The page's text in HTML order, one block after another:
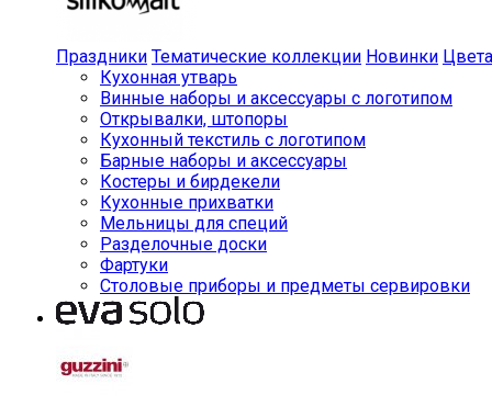
Праздники Тематические коллекции Новинки Цвета
Кухонная утварь
Винные наборы и аксессуары с логотипом
Открывалки, штопоры
Кухонный текстиль с логотипом
Барные наборы и аксессуары
Костеры и бирдекели
Кухонные прихватки
Мельницы для специй
Разделочные доски
Фартуки
Столовые приборы и предметы сервировки